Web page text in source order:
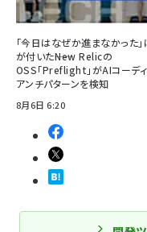
「今日はなぜか進まなかった
が付いた――New Relicの
OSS「Preflight」がAIコーデ
アンチパターンを検知
8月6日 6:20